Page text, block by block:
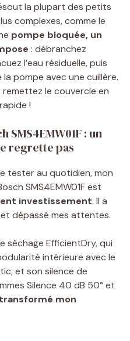
la plupart des petits
complexes, comme le
pompe bloquée, un
: débranchez
l’eau résiduelle, puis
pompe avec une cuillère.
le couvercle en
!
: un
regrette pas
tester au quotidien, mon
SMS4EMW01F est
investissement. Il a
dépassé mes attentes.
séchage EfficientDry, qui
intérieure avec le
et son silence de
Silence 40 dB 50° et
transformé mon